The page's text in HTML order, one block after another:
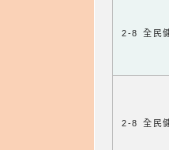
2-8 全民
2-8 全民